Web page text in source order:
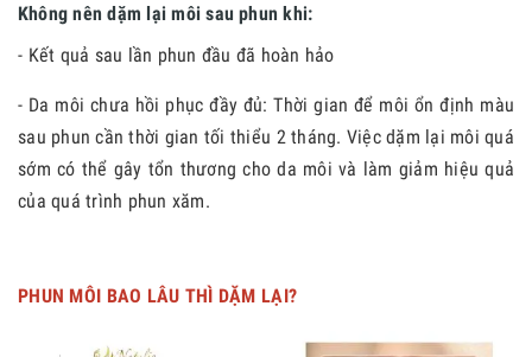
Không nên dặm lại môi sau phun khi:
- Kết quả sau lần phun đầu đã hoàn hảo
- Da môi chưa hồi phục đầy đủ: Thời gian để môi ổn định màu
sau phun cần thời gian tối thiểu 2 tháng. Việc dặm lại môi quá
sớm có thể gây tổn thương cho da môi và làm giảm hiệu quả
của quá trình phun xăm.
PHUN MÔI BAO LÂU THÌ DẶM LẠI?